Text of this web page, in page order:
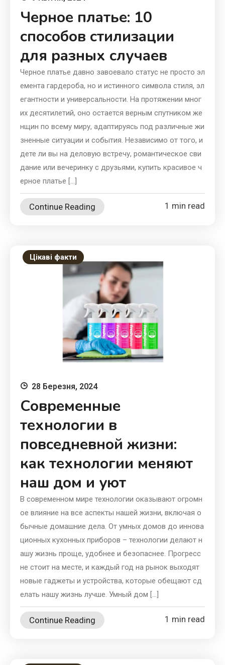
Черное платье: 10
способов стилизации
для разных случаев
Черное платье давно завоевало статус не просто эл
емента гардероба, но и истинного символа стиля, эл
егантности и универсальности. На протяжении мног
их десятилетий, оно остается верным спутником же
нщин по всему миру, адаптируясь под различные жи
зненные ситуации и события. Независимо от того, и
дете ли вы на деловую встречу, романтическое сви
дание или вечеринку с друзьями, купить красивое ч
ерное платье […]
Continue Reading 1 min read
Цікаві факти
28 Березня, 2024
Современные
технологии в
повседневной жизни:
как технологии меняют
наш дом и уют
В современном мире технологии оказывают огромн
ое влияние на все аспекты нашей жизни, включая о
бычные домашние дела. От умных домов до иннова
ционных кухонных приборов – технологии делают н
ашу жизнь проще, удобнее и безопаснее. Прогресс
не стоит на месте, и каждый год на рынок выходят
новые гаджеты и устройства, которые обещают сд
елать нашу жизнь лучше. Умный дом […]
Continue Reading 1 min read